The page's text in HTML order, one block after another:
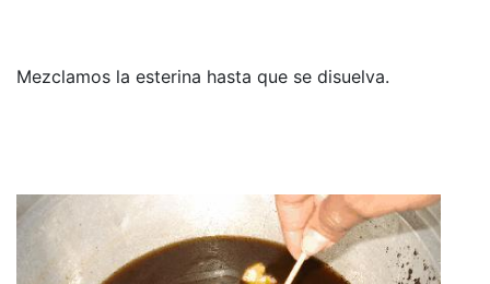
Mezclamos la esterina hasta que se disuelva.